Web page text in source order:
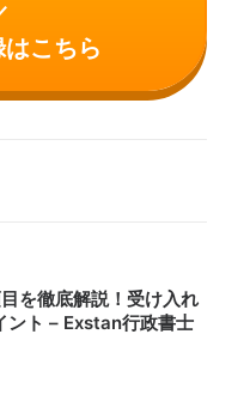
こちら
を徹底解説！受け入れ
ント – Exstan行政書士